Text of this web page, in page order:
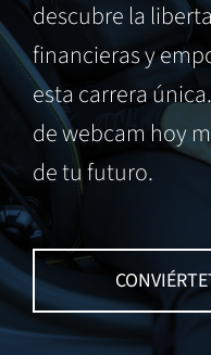
descubre la
financieras y
esta carrera
de webcam hoy
de tu futuro.